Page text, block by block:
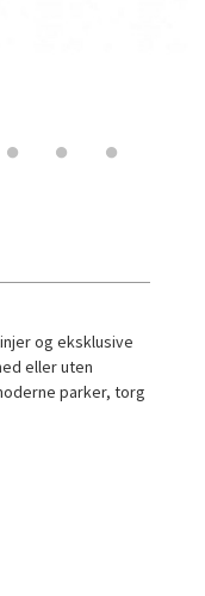
og eksklusive
eller uten
parker, torg